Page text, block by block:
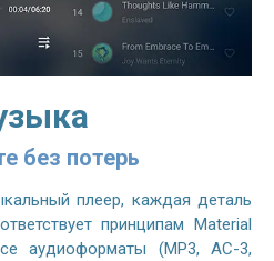
без потерь
плеер, каждая деталь
принципам Material
аудиоформаты (MP3, AC-3,